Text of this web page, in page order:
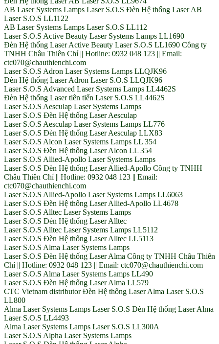
AB Laser Systems Lamps Laser S.O.S Đèn Hệ thống Laser AB
Laser S.O.S LL1122
AB Laser Systems Lamps Laser S.O.S LL112
Laser S.O.S Active Beauty Laser Systems Lamps LL1690
Đèn Hệ thống Laser Active Beauty Laser S.O.S LL1690 Công ty
TNHH Châu Thiên Chí || Hotline: 0932 048 123 || Email:
ctc070@chauthienchi.com
Laser S.O.S Adron Laser Systems Lamps LLQJK96
Đèn Hệ thống Laser Adron Laser S.O.S LLQJK96
Laser S.O.S Advanced Laser Systems Lamps LL4462S
Đèn Hệ thống Laser tiên tiến Laser S.O.S LL4462S
Laser S.O.S Aesculap Laser Systems Lamps
Laser S.O.S Đèn Hệ thống Laser Aesculap
Laser S.O.S Aesculap Laser Systems Lamps LL776
Laser S.O.S Đèn Hệ thống Laser Aesculap LLX83
Laser S.O.S Alcon Laser Systems Lamps LL 354
Laser S.O.S Đèn Hệ thống Laser Alcon LL 354
Laser S.O.S Allied-Apollo Laser Systems Lamps
Laser S.O.S Đèn Hệ thống Laser Allied-Apollo Công ty TNHH
Châu Thiên Chí || Hotline: 0932 048 123 || Email:
ctc070@chauthienchi.com
Laser S.O.S Allied-Apollo Laser Systems Lamps LL6063
Laser S.O.S Đèn Hệ thống Laser Allied-Apollo LL4678
Laser S.O.S Alltec Laser Systems Lamps
Laser S.O.S Đèn Hệ thống Laser Alltec
Laser S.O.S Alltec Laser Systems Lamps LL5112
Laser S.O.S Đèn Hệ thống Laser Alltec LL5113
Laser S.O.S Alma Laser Systems Lamps
Laser S.O.S Đèn Hệ thống Laser Alma Công ty TNHH Châu Thiên
Chí || Hotline: 0932 048 123 || Email: ctc070@chauthienchi.com
Laser S.O.S Alma Laser Systems Lamps LL490
Laser S.O.S Đèn Hệ thống Laser Alma LL579
CTC Vietnam distributor Đèn Hệ thống Laser Alma Laser S.O.S
LL800
Alma Laser Systems Lamps Laser S.O.S Đèn Hệ thống Laser Alma
Laser S.O.S LL4493
Alma Laser Systems Lamps Laser S.O.S LL300A
Laser S.O.S Alpha Laser Systems Lamps